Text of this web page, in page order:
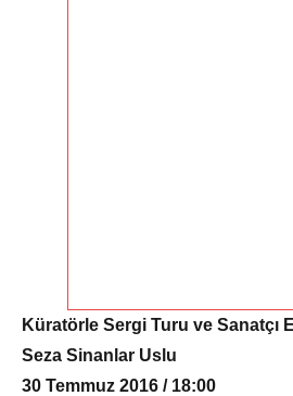
Küratörle Sergi Turu ve Sanatçı
Seza Sinanlar Uslu
30 Temmuz 2016 / 18:00